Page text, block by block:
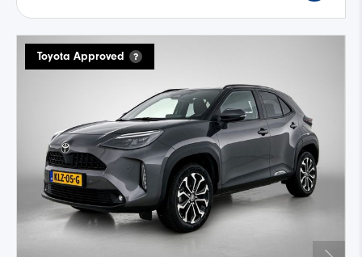
Toyota Approved